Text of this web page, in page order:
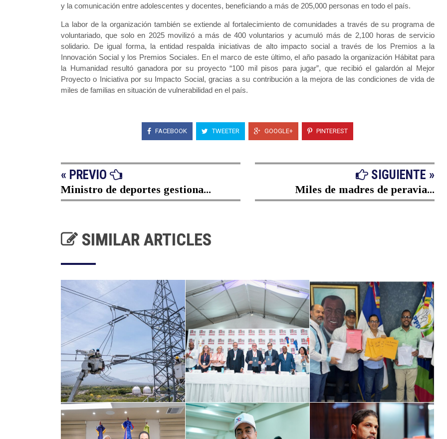
y la comunicación entre adolescentes y docentes, beneficiando a más de 205,000 personas en todo el país.
La labor de la organización también se extiende al fortalecimiento de comunidades a través de su programa de
voluntariado, que solo en 2025 movilizó a más de 400 voluntarios y acumuló más de 2,100 horas de servicio
solidario. De igual forma, la entidad respalda iniciativas de alto impacto social a través de los Premios a la
Innovación Social y los Premios Sociales. En el marco de este último, el año pasado la organización Hábitat para
la Humanidad resultó ganadora por su proyecto “100 mil pisos para jugar”, que recibió el galardón al Mejor
Proyecto o Iniciativa por su Impacto Social, gracias a su contribución a la mejora de las condiciones de vida de
miles de familias en situación de vulnerabilidad en el país.
FACEBOOK TWEETER GOOGLE+ PINTEREST
« PREVIO
Ministro de deportes gestiona...
SIGUIENTE »
Miles de madres de peravia...
SIMILAR ARTICLES